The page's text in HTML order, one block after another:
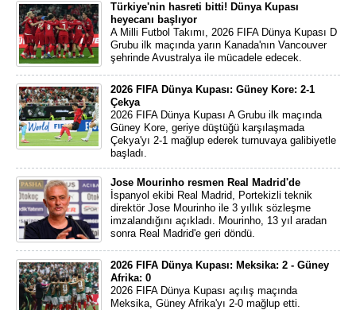
Türkiye'nin hasreti bitti! Dünya Kupası
heyecanı başlıyor
A Milli Futbol Takımı, 2026 FIFA Dünya Kupası D
Grubu ilk maçında yarın Kanada'nın Vancouver
şehrinde Avustralya ile mücadele edecek.
2026 FIFA Dünya Kupası: Güney Kore: 2-1
Çekya
2026 FIFA Dünya Kupası A Grubu ilk maçında
Güney Kore, geriye düştüğü karşılaşmada
Çekya'yı 2-1 mağlup ederek turnuvaya galibiyetle
başladı.
Jose Mourinho resmen Real Madrid'de
İspanyol ekibi Real Madrid, Portekizli teknik
direktör Jose Mourinho ile 3 yıllık sözleşme
imzalandığını açıkladı. Mourinho, 13 yıl aradan
sonra Real Madrid'e geri döndü.
2026 FIFA Dünya Kupası: Meksika: 2 - Güney
Afrika: 0
2026 FIFA Dünya Kupası açılış maçında
Meksika, Güney Afrika'yı 2-0 mağlup etti.